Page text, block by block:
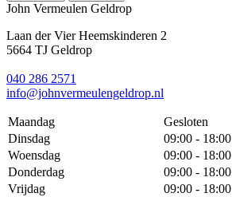
John Vermeulen Geldrop
Laan der Vier Heemskinderen 2
5664 TJ Geldrop
040 286 2571
info@johnvermeulengeldrop.nl
Maandag
Gesloten
Dinsdag
09:00 - 18:00
Woensdag
09:00 - 18:00
Donderdag
09:00 - 18:00
Vrijdag
09:00 - 18:00